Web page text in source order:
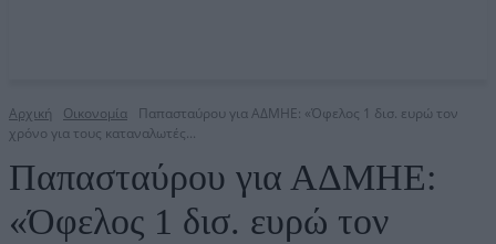
Αρχική Οικονομία
Παπασταύρου για ΑΔΜΗΕ: «Όφελος 1 δισ. ευρώ τον
χρόνο για τους καταναλωτές...
Παπασταύρου για ΑΔΜΗΕ:
«Όφελος 1 δισ. ευρώ τον